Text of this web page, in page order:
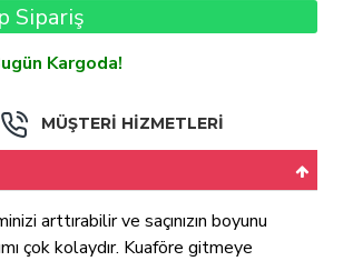
Sipariş
Kargoda!
MÜŞTERİ HİZMETLERİ
arttırabilir ve saçınızın boyunu
çok kolaydır. Kuaföre gitmeye